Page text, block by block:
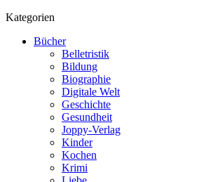
Kategorien
Bücher
Belletristik
Bildung
Biographie
Digitale Welt
Geschichte
Gesundheit
Joppy-Verlag
Kinder
Kochen
Krimi